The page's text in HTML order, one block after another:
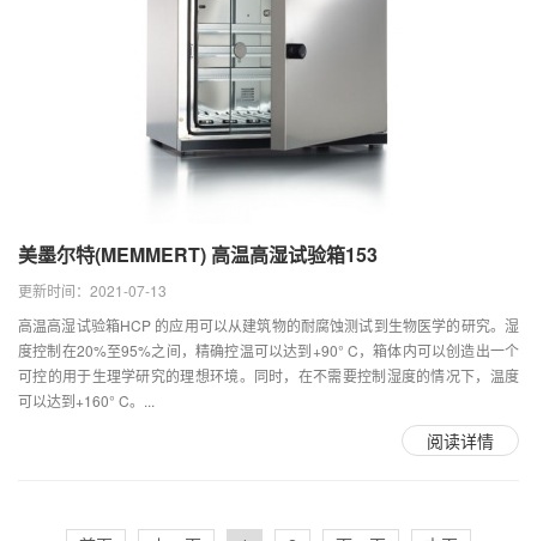
美墨尔特(MEMMERT) 高温高湿试验箱153
更新时间：2021-07-13
高温高湿试验箱HCP 的应用可以从建筑物的耐腐蚀测试到生物医学的研究。湿
度控制在20%至95%之间，精确控温可以达到+90° C，箱体内可以创造出一个
可控的用于生理学研究的理想环境。同时，在不需要控制湿度的情况下，温度
可以达到+160° C。...
阅读详情